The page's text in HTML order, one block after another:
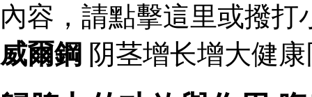
內容，請點擊這里或撥
威爾鋼 阴茎增长增大健